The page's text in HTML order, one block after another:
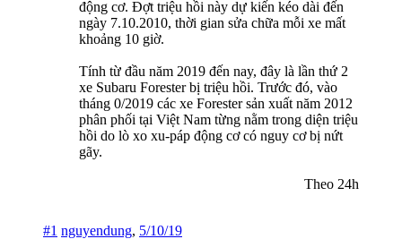
động cơ. Đợt triệu hồi này dự kiến kéo dài đến
ngày 7.10.2010, thời gian sửa chữa mỗi xe mất
khoảng 10 giờ.
Tính từ đầu năm 2019 đến nay, đây là lần thứ 2
xe Subaru Forester bị triệu hồi. Trước đó, vào
tháng 0/2019 các xe Forester sản xuất năm 2012
phân phối tại Việt Nam từng nằm trong diện triệu
hồi do lò xo xu-páp động cơ có nguy cơ bị nứt
gãy.
Theo 24h​
#1 nguyendung, 5/10/19